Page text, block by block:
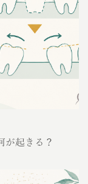
が起きる？